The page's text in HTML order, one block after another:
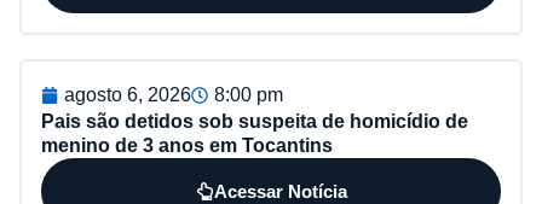
agosto 6, 2026
8:00 pm
Pais são detidos sob suspeita de homicídio de
menino de 3 anos em Tocantins
Acessar Notícia